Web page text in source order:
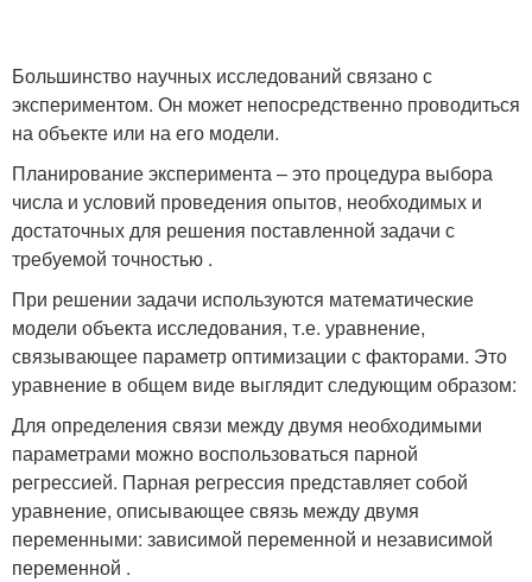
Большинство научных исследований связано с
экспериментом. Он может непосредственно проводиться
на объекте или на его модели.
Планирование эксперимента – это процедура выбора
числа и условий проведения опытов, необходимых и
достаточных для решения поставленной задачи с
требуемой точностью .
При решении задачи используются математические
модели объекта исследования, т.е. уравнение,
связывающее параметр оптимизации с факторами. Это
уравнение в общем виде выглядит следующим образом:
Для определения связи между двумя необходимыми
параметрами можно воспользоваться парной
регрессией. Парная регрессия представляет собой
уравнение, описывающее связь между двумя
переменными: зависимой переменной и независимой
переменной .